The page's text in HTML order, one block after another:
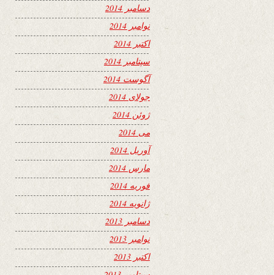
دسامبر 2014
نوامبر 2014
اکتبر 2014
سپتامبر 2014
آگوست 2014
جولای 2014
ژوئن 2014
می 2014
آوریل 2014
مارس 2014
فوریه 2014
ژانویه 2014
دسامبر 2013
نوامبر 2013
اکتبر 2013